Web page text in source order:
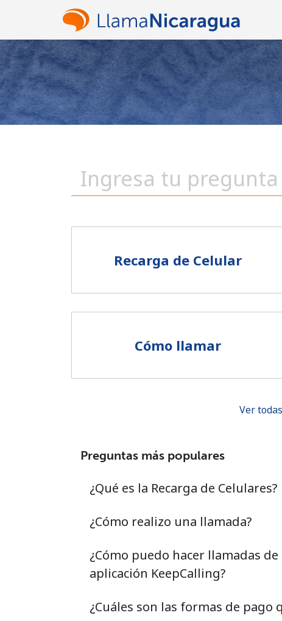
Recarga de Celular
Cómo llamar
Ver
Preguntas más populares
¿Qué es la Recarga de Celulares?
¿Cómo realizo una llamada?
¿Cómo puedo hacer llamadas
aplicación KeepCalling?
¿Cuáles son las formas de pago